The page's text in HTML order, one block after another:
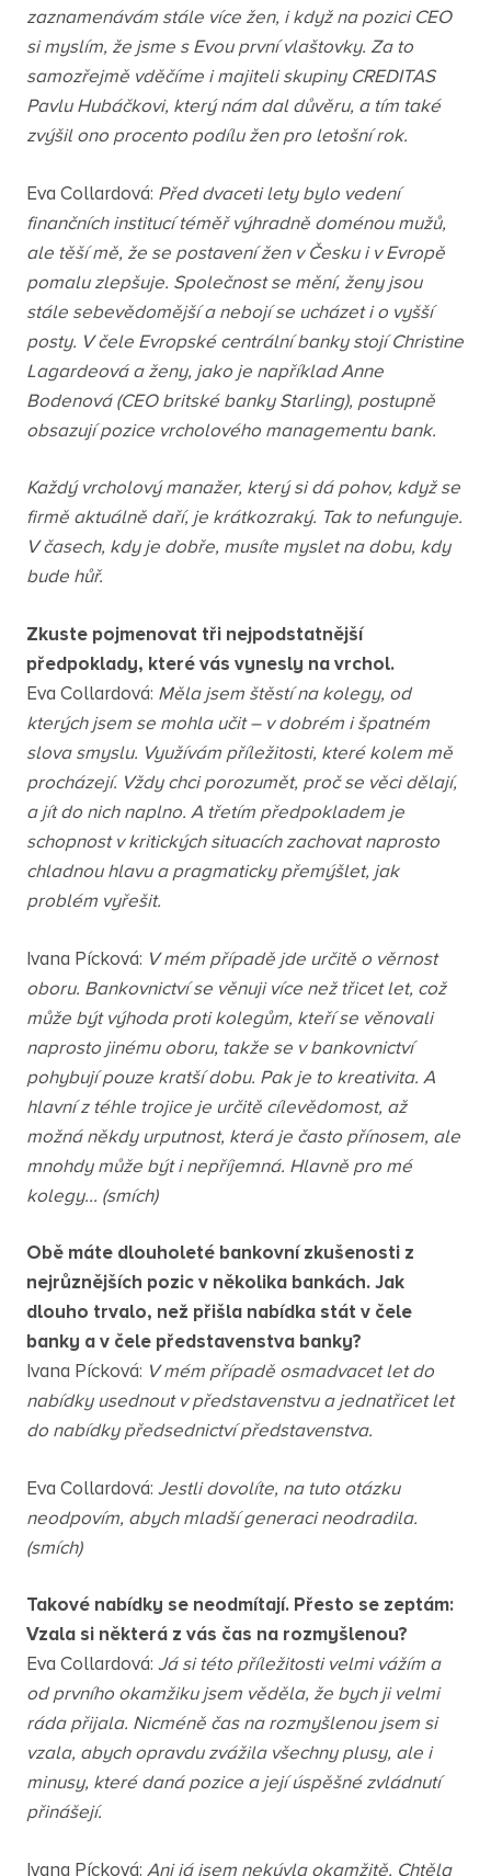
zaznamenávám stále více žen, i když na pozici CEO
si myslím, že jsme s Evou první vlaštovky. Za to
samozřejmě vděčíme i majiteli skupiny CREDITAS
Pavlu Hubáčkovi, který nám dal důvěru, a tím také
zvýšil ono procento podílu žen pro letošní rok.
Eva Collardová: Před dvaceti lety bylo vedení
finančních institucí téměř výhradně doménou mužů,
ale těší mě, že se postavení žen v Česku i v Evropě
pomalu zlepšuje. Společnost se mění, ženy jsou
stále sebevědomější a nebojí se ucházet i o vyšší
posty. V čele Evropské centrální banky stojí Christine
Lagardeová a ženy, jako je například Anne
Bodenová (CEO britské banky Starling), postupně
obsazují pozice vrcholového managementu bank.
Každý vrcholový manažer, který si dá pohov, když se
firmě aktuálně daří, je krátkozraký. Tak to nefunguje.
V časech, kdy je dobře, musíte myslet na dobu, kdy
bude hůř.
Zkuste pojmenovat tři nejpodstatnější
předpoklady, které vás vynesly na vrchol.
Eva Collardová: Měla jsem štěstí na kolegy, od
kterých jsem se mohla učit – v dobrém i špatném
slova smyslu. Využívám příležitosti, které kolem mě
procházejí. Vždy chci porozumět, proč se věci dělají,
a jít do nich naplno. A třetím předpokladem je
schopnost v kritických situacích zachovat naprosto
chladnou hlavu a pragmaticky přemýšlet, jak
problém vyřešit.
Ivana Pícková: V mém případě jde určitě o věrnost
oboru. Bankovnictví se věnuji více než třicet let, což
může být výhoda proti kolegům, kteří se věnovali
naprosto jinému oboru, takže se v bankovnictví
pohybují pouze kratší dobu. Pak je to kreativita. A
hlavní z téhle trojice je určitě cílevědomost, až
možná někdy urputnost, která je často přínosem, ale
mnohdy může být i nepříjemná. Hlavně pro mé
kolegy... (smích)
Obě máte dlouholeté bankovní zkušenosti z
nejrůznějších pozic v několika bankách. Jak
dlouho trvalo, než přišla nabídka stát v čele
banky a v čele představenstva banky?
Ivana Pícková: V mém případě osmadvacet let do
nabídky usednout v představenstvu a jednatřicet let
do nabídky předsednictví představenstva.
Eva Collardová: Jestli dovolíte, na tuto otázku
neodpovím, abych mladší generaci neodradila.
(smích)
Takové nabídky se neodmítají. Přesto se zeptám:
Vzala si některá z vás čas na rozmyšlenou?
Eva Collardová: Já si této příležitosti velmi vážím a
od prvního okamžiku jsem věděla, že bych ji velmi
ráda přijala. Nicméně čas na rozmyšlenou jsem si
vzala, abych opravdu zvážila všechny plusy, ale i
minusy, které daná pozice a její úspěšné zvládnutí
přinášejí.
Ivana Pícková: Ani já jsem nekývla okamžitě. Chtěla